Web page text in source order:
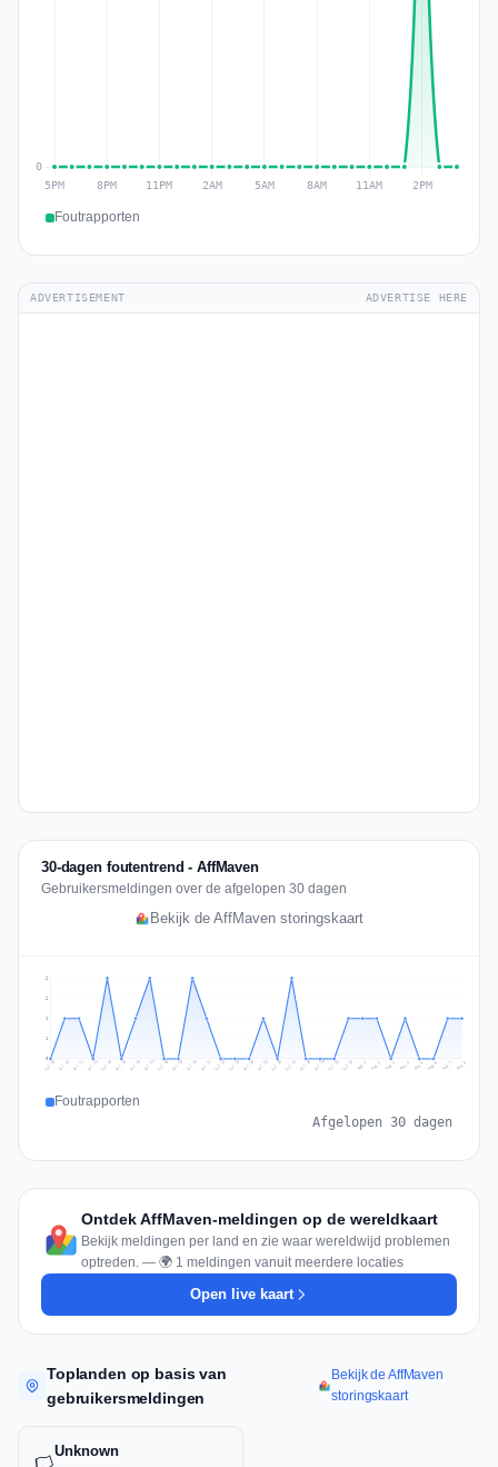
Foutrapporten
ADVERTISEMENT ADVERTISE HERE
30-dagen foutentrend - AffMaven
Gebruikersmeldingen over de afgelopen 30 dagen
Bekijk de AffMaven storingskaart
1
1
2
2
Jul 10 Jul 11 Jul 12 Jul 13 Jul 14 Jul 15 Jul 16 Jul 17 Jul 18 Jul 19 Jul 20 Jul 21 Jul 22 Jul 23 Jul 24 Jul 25 Jul 26 Jul 27 Jul 28 Jul 29 Jul 30 Jul 31 Aug 1 Aug 2 Aug 3 Aug 4 Aug 5 Aug 6 Aug 7 Aug 8
Foutrapporten
Afgelopen 30 dagen
Ontdek AffMaven-meldingen op de wereldkaart
Bekijk meldingen per land en zie waar wereldwijd problemen
optreden. — 🌍 1 meldingen vanuit meerdere locaties
Open live kaart
Toplanden op basis van
gebruikersmeldingen
Bekijk de AffMaven
storingskaart
Unknown